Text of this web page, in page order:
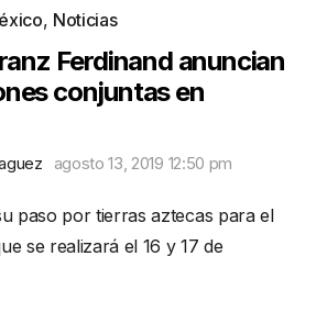
, Noticias
Ferdinand anuncian
conjuntas en
agosto 13, 2019 12:50 pm
paso por tierras aztecas para el
se realizará el 16 y 17 de